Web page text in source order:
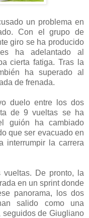
un problema en
Con el grupo de
giro se ha producido
ha adelantado al
cierta fatiga. Tras la
ha superado al
de frenada.
duelo entre los dos
de 9 vueltas se ha
guión ha cambiado
que ser evacuado en
interrumpir la carrera
De pronto, la
en un sprint donde
panorama, los dos
salido como una
de Giugliano